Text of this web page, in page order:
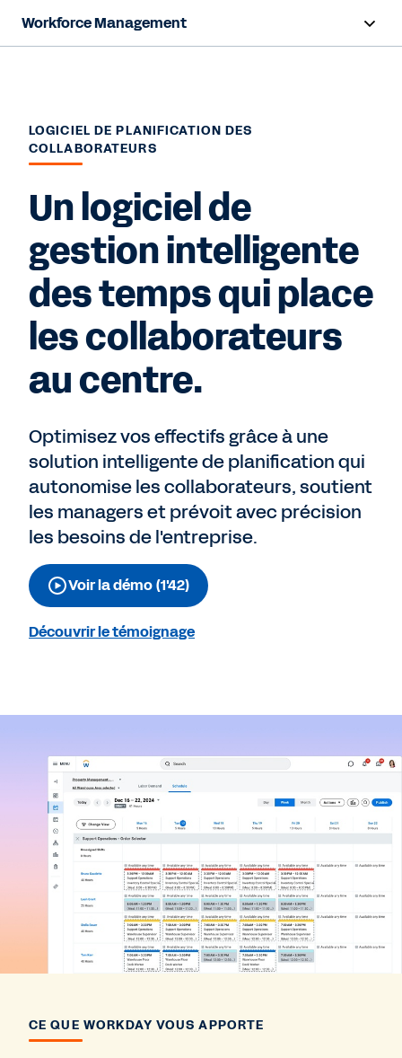
Workforce Management
Ressources
Nous contacter
LOGICIEL DE PLANIFICATION DES
COLLABORATEURS
Un logiciel de
gestion intelligente
des temps qui place
les collaborateurs
au centre.
Optimisez vos effectifs grâce à une
solution intelligente de planification qui
autonomise les collaborateurs, soutient
les managers et prévoit avec précision
les besoins de l'entreprise.
Voir la démo (1'42)
Découvrir le témoignage
CE QUE WORKDAY VOUS APPORTE